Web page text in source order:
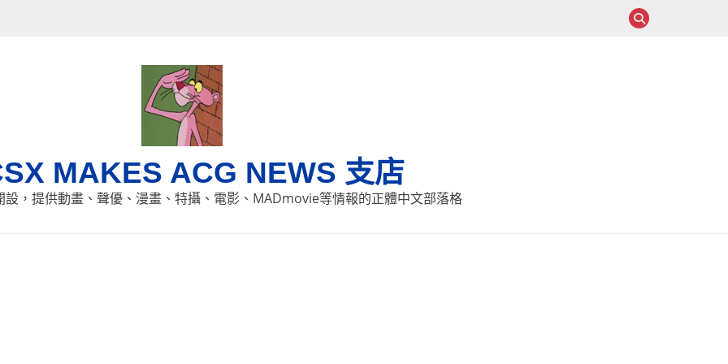
MAKES ACG NEWS 支店
設，提供動畫、聲優、漫畫、特攝、電影、MADmovie等情報的正體中文部落格